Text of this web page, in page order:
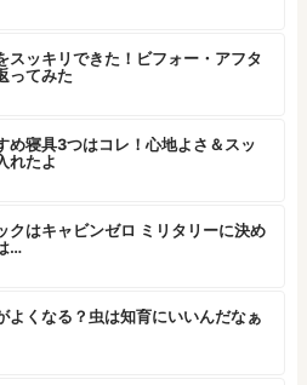
スッキリできた！ビフォー・アフタ
ってみた
め寝具3つはコレ！心地よさ＆スッ
れたよ
クはキャビンゼロ ミリタリーに決め
…
よくなる？虫は知育にいいんだなぁ